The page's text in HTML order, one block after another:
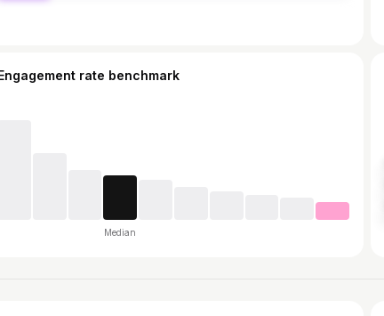
rate benchmark
Median